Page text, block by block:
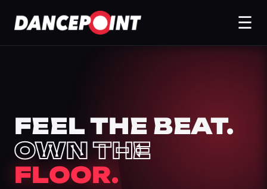
☰
FEEL THE BEAT.
OWN THE
FLOOR.